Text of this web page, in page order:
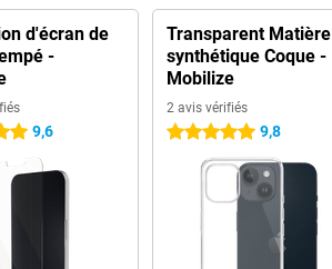
d'écran de
-
9,6
Transparent Matière
synthétique Coque -
Mobilize
2 avis vérifiés
5 étoiles 9,8